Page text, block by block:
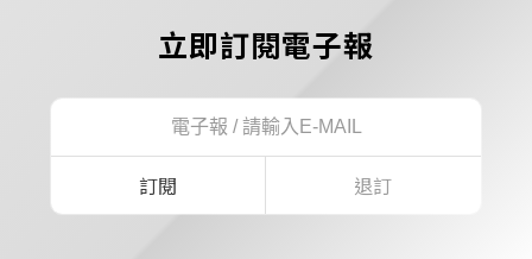
立即訂閱電子報
訂閱 退訂